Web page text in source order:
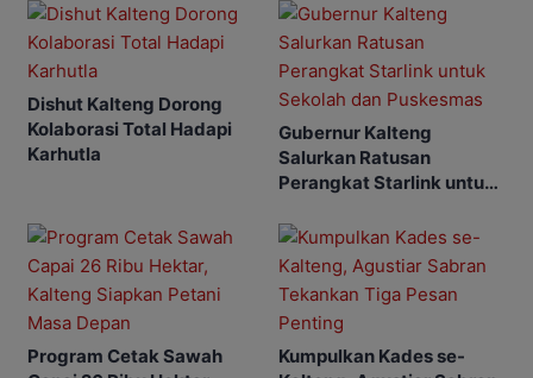
Dishut Kalteng Dorong
Kolaborasi Total Hadapi
Karhutla
Gubernur Kalteng
Salurkan Ratusan
Perangkat Starlink untuk
Program Cetak Sawah
Kumpulkan Kades se-